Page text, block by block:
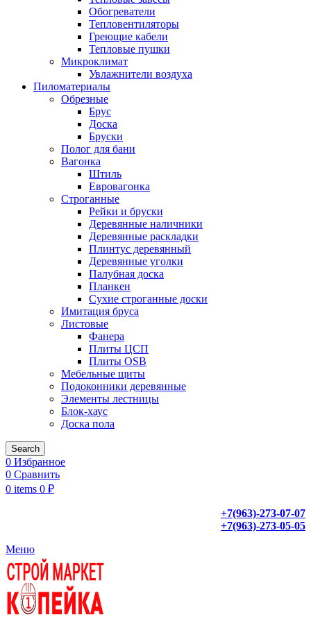
Обогреватели
Тепловентиляторы
Греющие кабели
Тепловые пушки
Микроклимат
Увлажнители воздуха
Пиломатериалы
Обрезные
Брус
Доска
Бруски
Полог для бани
Вагонка
Штиль
Евровагонка
Строганные
Рейки и бруски
Деревянные наличники
Деревянные раскладки
Плинтус деревянный
Деревянные уголки
Палубная доска
Планкен
Сухие строганные доски
Имитация бруса
Листовые
Фанера
Плиты ЦСП
Плиты OSB
Мебельные щиты
Подоконники деревянные
Элементы лестницы
Блок-хаус
Доска пола
Search
0 Избранное
0 Сравнить
0 items 0 ₽
+7(963)-273-07-07
+7(963)-273-05-05
Меню